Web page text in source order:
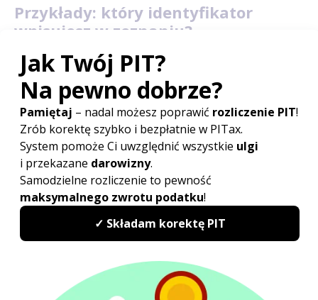
Przykłady: który identyfikator
wpisujesz w zeznaniu?
Pani Iwona składa korektę zeznania za rok
2025. W okresie, którego dotyczy korekta, jej
identyfikatorem był NIP, a obecnie
identyfikatorem jest PESEL. Jaki identyfikator
wpisuje w korekcie?
W korekcie wpisuje NIP, ponieważ korekta dotyczy okresu,
w którym identyfikatorem podatkowym był NIP.
Pan Paweł rozpoczął działalność gospodarczą
w 2027, a rozlicza PIT za rok 2026. Jaki
W zeznaniu za rok 2026 wpisuje PESEL, jeżeli w roku 2026